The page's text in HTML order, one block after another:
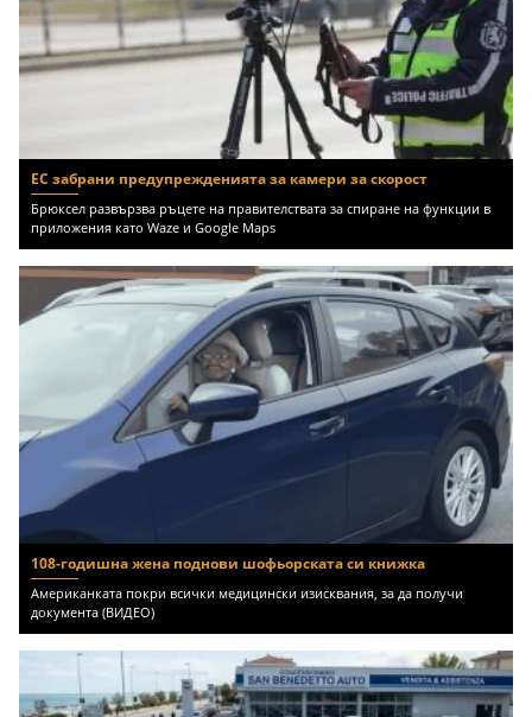
ЕС забрани предупрежденията за камери за скорост
Брюксел развързва ръцете на правителствата за спиране на функции в
приложения като Waze и Google Maps
108-годишна жена поднови шофьорската си книжка
Американката покри всички медицински изисквания, за да получи
документа (ВИДЕО)